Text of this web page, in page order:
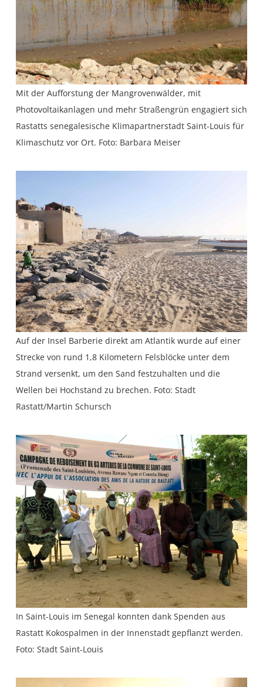
Mit der Aufforstung der Mangrovenwälder, mit
Photovoltaikanlagen und mehr Straßengrün engagiert sich
Rastatts senegalesische Klimapartnerstadt Saint-Louis für
Klimaschutz vor Ort. Foto: Barbara Meiser
Auf der Insel Barberie direkt am Atlantik wurde auf einer
Strecke von rund 1,8 Kilometern Felsblöcke unter dem
Strand versenkt, um den Sand festzuhalten und die
Wellen bei Hochstand zu brechen. Foto: Stadt
Rastatt/Martin Schursch
In Saint-Louis im Senegal konnten dank Spenden aus
Rastatt Kokospalmen in der Innenstadt gepflanzt werden.
Foto: Stadt Saint-Louis